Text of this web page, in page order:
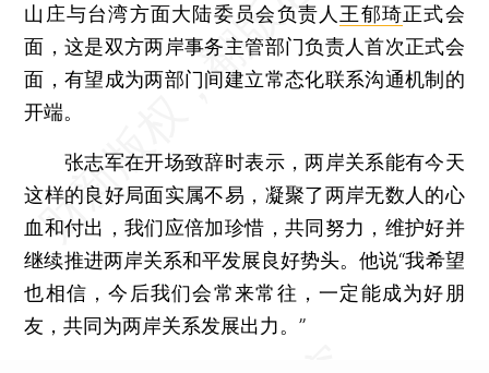
山庄与台湾方面大陆委员会负责人 王郁琦正式会
面，这是双方两岸事务主管部门负责人首次正式会
面，有望成为两部门间建立常态化联系沟通机制的
开端。
张志军在开场致辞时表示，两岸关系能有今天
这样的良好局面实属不易，凝聚了两岸无数人的心
血和付出，我们应倍加珍惜，共同努力，维护好并
继续推进两岸关系和平发展良好势头。他说“我希望
也相信，今后我们会常来常往，一定能成为好朋
友，共同为两岸关系发展出力。”